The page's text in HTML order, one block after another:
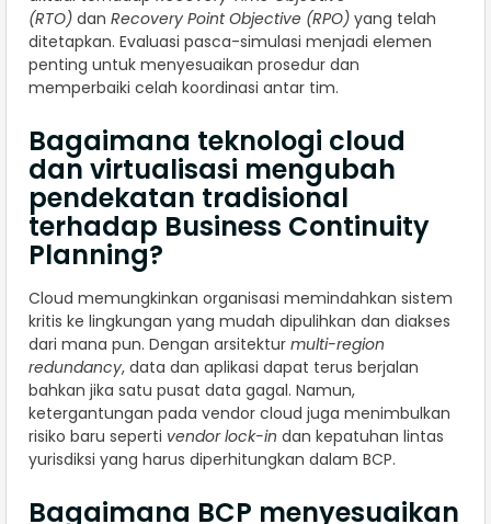
(RTO) dan Recovery Point Objective (RPO) yang telah
ditetapkan. Evaluasi pasca-simulasi menjadi elemen
penting untuk menyesuaikan prosedur dan
memperbaiki celah koordinasi antar tim.
Bagaimana teknologi cloud
dan virtualisasi mengubah
pendekatan tradisional
terhadap Business Continuity
Planning?
Cloud memungkinkan organisasi memindahkan sistem
kritis ke lingkungan yang mudah dipulihkan dan diakses
dari mana pun. Dengan arsitektur multi-region
redundancy, data dan aplikasi dapat terus berjalan
bahkan jika satu pusat data gagal. Namun,
ketergantungan pada vendor cloud juga menimbulkan
risiko baru seperti vendor lock-in dan kepatuhan lintas
yurisdiksi yang harus diperhitungkan dalam BCP.
Bagaimana BCP menyesuaikan